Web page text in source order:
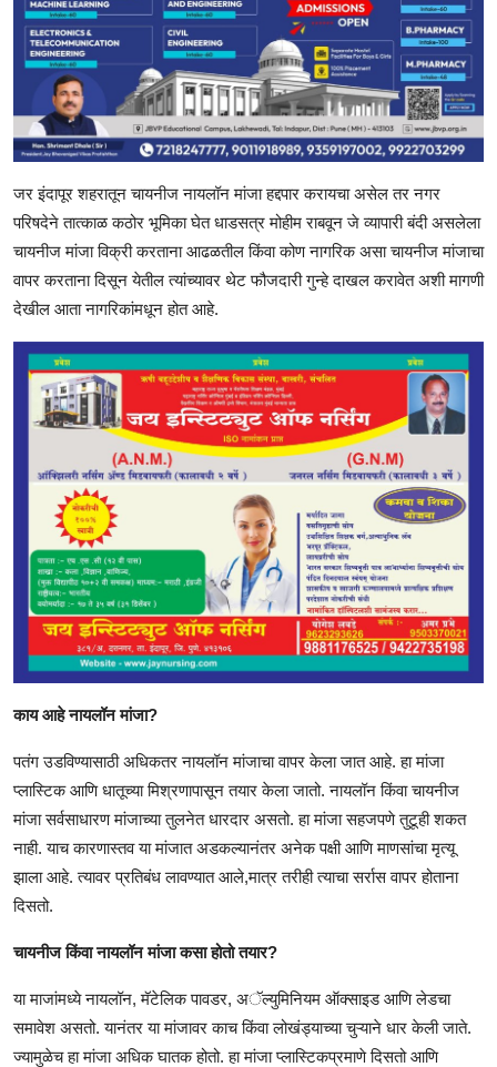
जर इंदापूर शहरातून चायनीज नायलॉन मांजा हद्दपार करायचा असेल तर नगर
परिषदेने तात्काळ कठोर भूमिका घेत धाडसत्र मोहीम राबवून जे व्यापारी बंदी असलेला
चायनीज मांजा विक्री करताना आढळतील किंवा कोण नागरिक असा चायनीज मांजाचा
वापर करताना दिसून येतील त्यांच्यावर थेट फौजदारी गुन्हे दाखल करावेत अशी मागणी
देखील आता नागरिकांमधून होत आहे.
काय आहे नायलॉन मांजा?
पतंग उडविण्यासाठी अधिकतर नायलॉन मांजाचा वापर केला जात आहे. हा मांजा
प्लास्टिक आणि धातूच्या मिश्रणापासून तयार केला जातो. नायलॉन किंवा चायनीज
मांजा सर्वसाधारण मांजाच्या तुलनेत धारदार असतो. हा मांजा सहजपणे तुटूही शकत
नाही. याच कारणास्तव या मांजात अडकल्यानंतर अनेक पक्षी आणि माणसांचा मृत्यू
झाला आहे. त्यावर प्रतिबंध लावण्यात आले,मात्र तरीही त्याचा सर्रास वापर होताना
दिसतो.
चायनीज किंवा नायलॉन मांजा कसा होतो तयार?
या माजांमध्ये नायलॉन, मॅटेलिक पावडर, अॅल्युमिनियम ऑक्साइड आणि लेडचा
समावेश असतो. यानंतर या मांजावर काच किंवा लोखंड्याच्या चुऱ्याने धार केली जाते.
ज्यामुळेच हा मांजा अधिक घातक होतो. हा मांजा प्लास्टिकप्रमाणे दिसतो आणि